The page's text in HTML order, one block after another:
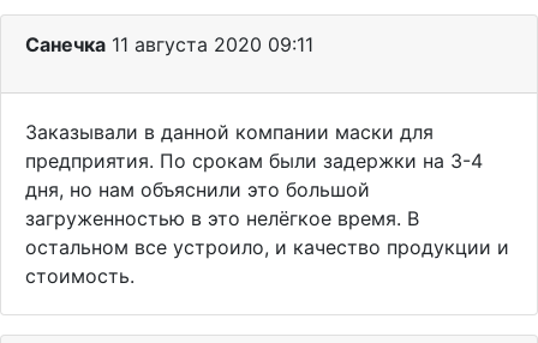
Санечка 11 августа 2020 09:11
Заказывали в данной компании маски для
предприятия. По срокам были задержки на 3-4
дня, но нам объяснили это большой
загруженностью в это нелёгкое время. В
остальном все устроило, и качество продукции и
стоимость.